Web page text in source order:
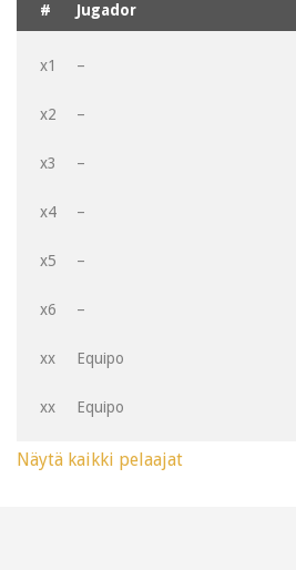
# Jugador
x1 –
x2 –
x3 –
x4 –
x5 –
x6 –
xx Equipo
xx Equipo
Näytä kaikki pelaajat